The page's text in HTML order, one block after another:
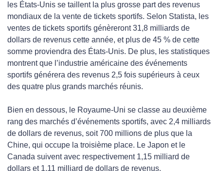
les États-Unis se taillent la plus grosse part des revenus
mondiaux de la vente de tickets sportifs. Selon Statista, les
ventes de tickets sportifs génèreront 31,8 milliards de
dollars de revenus cette année, et plus de 45 % de cette
somme proviendra des États-Unis. De plus, les statistiques
montrent que l’industrie américaine des événements
sportifs générera des revenus 2,5 fois supérieurs à ceux
des quatre plus grands marchés réunis.
Bien en dessous, le Royaume-Uni se classe au deuxième
rang des marchés d’événements sportifs, avec 2,4 milliards
de dollars de revenus, soit 700 millions de plus que la
Chine, qui occupe la troisième place. Le Japon et le
Canada suivent avec respectivement 1,15 milliard de
dollars et 1,11 milliard de dollars de revenus.